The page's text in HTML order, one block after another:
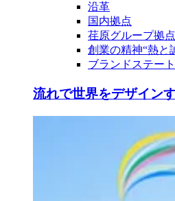
沿革
国内拠点
荏原グループ拠
創業の精神“熱と
ブランドステー
流れで世界をデザイン